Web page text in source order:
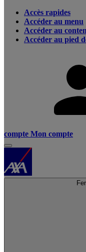
Accès rapides
Accéder au menu
Accéder au
Accéder au pied
compte Mon compte